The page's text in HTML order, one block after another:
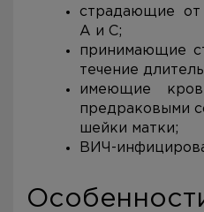
страдающие от
А и С;
принимающие
течение
имеющие
предраковыми
шейки матки;
ВИЧ-